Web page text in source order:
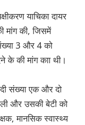
याचिका दायर
की, जिसमें
3 और 4 को
के की मांग काा थी।
संख्या एक और दो
और उसकी बेटी को
मानसिक स्वास्थ्य